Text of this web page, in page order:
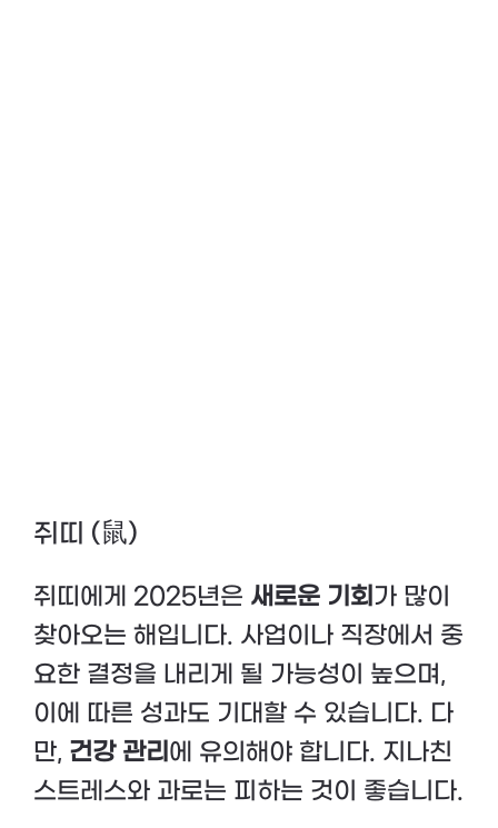
쥐띠 (鼠)
쥐띠에게 2025년은 새로운 기회 가 많이
찾아오는 해입니다. 사업이나 직장에서 중
요한 결정을 내리게 될 가능성이 높으며,
이에 따른 성과도 기대할 수 있습니다. 다
만, 건강 관리 에 유의해야 합니다. 지나친
스트레스와 과로는 피하는 것이 좋습니다.